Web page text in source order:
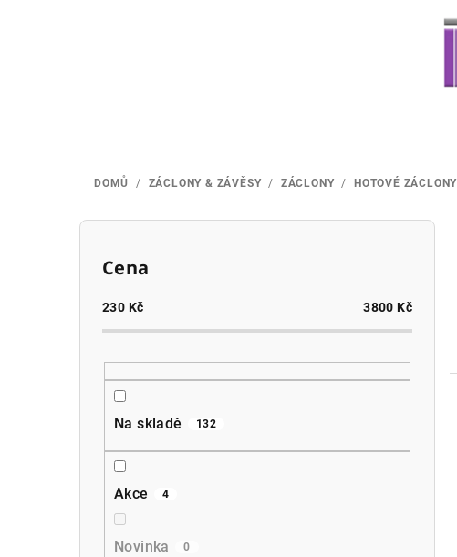
DOMŮ / ZÁCLONY & ZÁVĚSY / ZÁCLONY / HOTOVÉ ZÁCLONY
P
Cena
230 Kč 3800 Kč
Na skladě 132
Akce 4
Novinka 0